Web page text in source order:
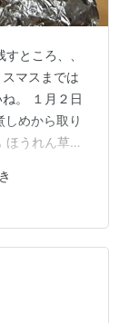
ところ、、
マスまでは
。 １月２日
めから取り
うれん草の
なか旨い！ち
煮しめの残り
たのでお片
を刻む 缶詰
付けたもの